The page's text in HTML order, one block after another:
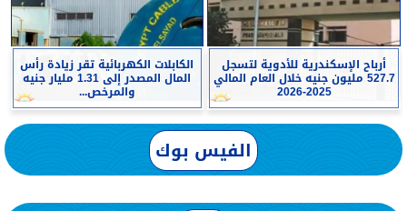
أرباح الإسكندرية للأدوية لتسجل
527.7 مليون جنيه خلال العام المالي
2025-2026
الكابلات الكهربائية تقر زيادة رأس
المال المصدر إلى 1.31 مليار جنيه
والمرخص...
الفيس بوك